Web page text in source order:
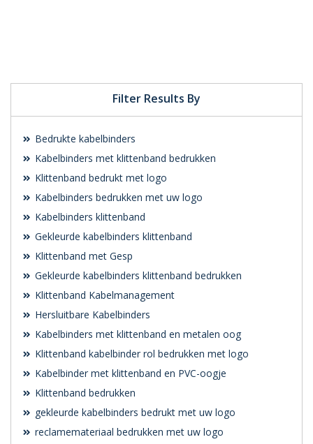
Filter Results By
Bedrukte kabelbinders
Kabelbinders met klittenband bedrukken
Klittenband bedrukt met logo
Kabelbinders bedrukken met uw logo
Kabelbinders klittenband
Gekleurde kabelbinders klittenband
Klittenband met Gesp
Gekleurde kabelbinders klittenband bedrukken
Klittenband Kabelmanagement
Hersluitbare Kabelbinders
Kabelbinders met klittenband en metalen oog
Klittenband kabelbinder rol bedrukken met logo
Kabelbinder met klittenband en PVC-oogje
Klittenband bedrukken
gekleurde kabelbinders bedrukt met uw logo
reclamemateriaal bedrukken met uw logo